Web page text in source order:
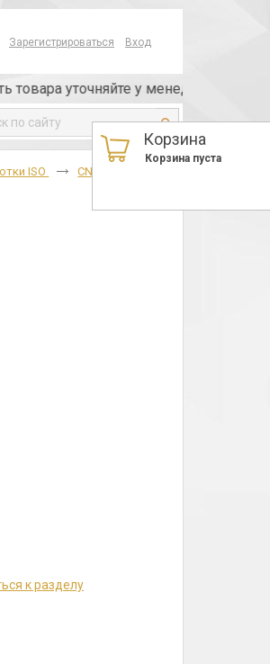
Зарегистрироваться Вход
уточняйте у менеджера или по
Корзина
Корзина пуста
ISO
CNMM
к разделу